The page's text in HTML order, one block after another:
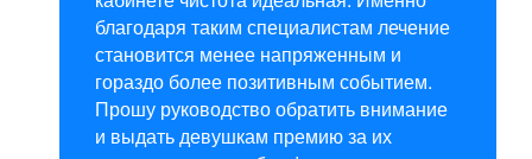
благодаря таким специалистам лечение
становится менее напряженным и
гораздо более позитивным событием.
Прошу руководство обратить внимание
и выдать девушкам премию за их